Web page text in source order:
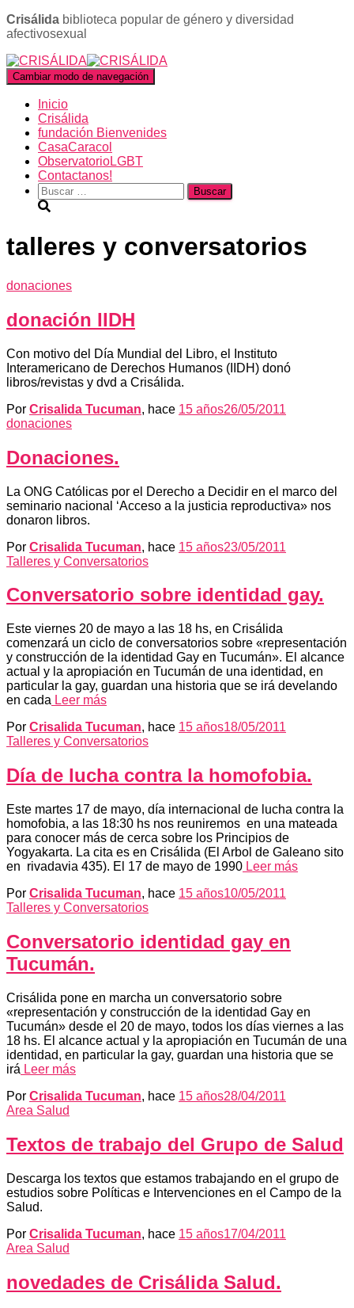
Crisálida biblioteca popular de género y diversidad
afectivosexual
Cambiar modo de navegación
Inicio
Crisálida
fundación Bienvenides
CasaCaracol
ObservatorioLGBT
Contactanos!
Buscar:
talleres y conversatorios
donaciones
donación IIDH
Con motivo del Día Mundial del Libro, el Instituto
Interamericano de Derechos Humanos (IIDH) donó
libros/revistas y dvd a Crisálida.
Por Crisalida Tucuman, hace 15 años26/05/2011
donaciones
Donaciones.
La ONG Católicas por el Derecho a Decidir en el marco del
seminario nacional ‘Acceso a la justicia reproductiva» nos
donaron libros.
Por Crisalida Tucuman, hace 15 años23/05/2011
Talleres y Conversatorios
Conversatorio sobre identidad gay.
Este viernes 20 de mayo a las 18 hs, en Crisálida
comenzará un ciclo de conversatorios sobre «representación
y construcción de la identidad Gay en Tucumán». El alcance
actual y la apropiación en Tucumán de una identidad, en
particular la gay, guardan una historia que se irá develando
en cada Leer más
Por Crisalida Tucuman, hace 15 años18/05/2011
Talleres y Conversatorios
Día de lucha contra la homofobia.
Este martes 17 de mayo, día internacional de lucha contra la
homofobia, a las 18:30 hs nos reuniremos en una mateada
para conocer más de cerca sobre los Principios de
Yogyakarta. La cita es en Crisálida (El Arbol de Galeano sito
en rivadavia 435). El 17 de mayo de 1990 Leer más
Por Crisalida Tucuman, hace 15 años10/05/2011
Talleres y Conversatorios
Conversatorio identidad gay en
Tucumán.
Crisálida pone en marcha un conversatorio sobre
«representación y construcción de la identidad Gay en
Tucumán» desde el 20 de mayo, todos los días viernes a las
18 hs. El alcance actual y la apropiación en Tucumán de una
identidad, en particular la gay, guardan una historia que se
irá Leer más
Por Crisalida Tucuman, hace 15 años28/04/2011
Area Salud
Textos de trabajo del Grupo de Salud
Descarga los textos que estamos trabajando en el grupo de
estudios sobre Políticas e Intervenciones en el Campo de la
Salud.
Por Crisalida Tucuman, hace 15 años17/04/2011
Area Salud
novedades de Crisálida Salud.